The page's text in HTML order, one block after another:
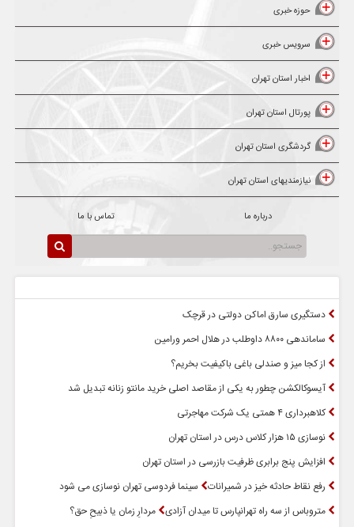
حوزه خبری
سرویس خبری
اخبار استان تهران
پورتال استان تهران
گردشگری استان تهران
نیازمندیهای استان تهران
درباره ما تماس با ما
دستگیری سارق اماکن دولتی در قرچک
ساماندهی ۸۸۰۰ داوطلب در هلال احمر ورامین
از کجا میز و صندلی باغی باکیفیت بخریم؟
آیسوکالکشن چطور به یکی از مقاصد اصلی خرید مانتو زنانه تبدیل شد
کلاهبرداری ۴ همتی یک شرکت مهاجرتی
نوسازی ۱۵ هزار کلاس درس در استان تهران
افزایش پنج برابری ظرفیت بازرسی در استان تهران
رفع نقاط حادثه خیز در شمیرانات
سینما فردوسی تهران نوسازی می شود
متروباس از سه راه تهرانپارس تا میدان آزادی مردارِ زمان یا ذبیحِ حق؟